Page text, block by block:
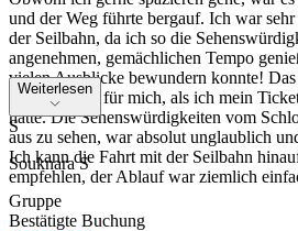
und der Weg führte bergauf. Ich war
der Seilbahn, da ich so die
angenehmen, gemächlichen Tempo
vielen Ausblicke bewundern konnte!
sehr hilfreich für mich, als ich mein
hatte. Die Sehenswürdigkeiten vom
aus zu sehen, war absolut unglaublich
Ich kann die Fahrt mit der Seilbahn
empfehlen, der Ablauf war ziemlich
Weiterlesen
S
Souknara S
Gruppe
Bestätigte Buchung